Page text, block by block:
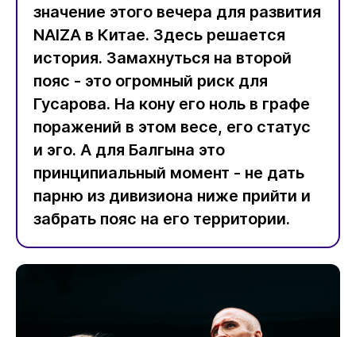
значение этого вечера для развития
NAIZA в Китае. Здесь решается
история. Замахнуться на второй
пояс - это огромный риск для
Гусарова. На кону его ноль в графе
поражений в этом весе, его статус
и эго. А для Балгына это
принципиальный момент - не дать
парню из дивизиона ниже прийти и
забрать пояс на его территории.